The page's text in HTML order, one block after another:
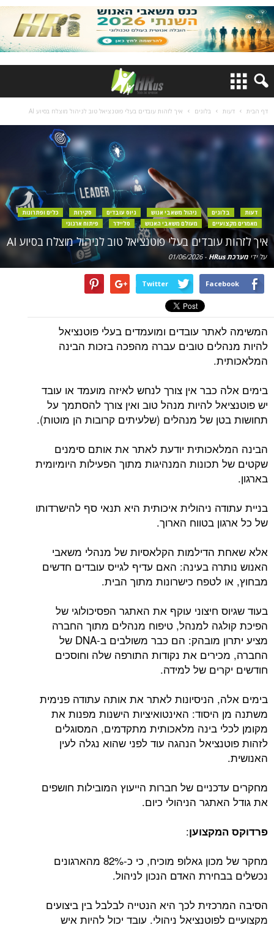
דף הבית דעות בלוגים איך לזהות עובדים בעלי פוטנציאל טוב לניהול מוצלח בסיוע AI
דעות בלוגים ניהול משאבי אנוש גיוס עובדים סקירות
כלים ופתרונות
מאמרים מקצועיים
מעולם משאבי האנוש סליידר פיתוח ארגוני
איך לזהות עובדים בעלי פוטנציאל טוב לניהול מוצלח בסיוע AI
על ידי מערכת HRus -
01/06/2026
Facebook
Twitter
המשימה לאתר עובדים ומועמדים בעלי פוטנציאל
להיות מנהלים טובים עברה מהפכה בזכות הבינה
המלאכותית.
בימים אלה כבר אין צורך לנחש לאיזה מועמד או עובד
יש פוטנציאל להיות מנהל טוב ואין צורך להסתמך על
תחושות בטן של מנהלים (שלעיתים קרובות הן מוטות).
הבינה המלאכותית יודעת לאתר את אותם סימנים
שקטים של תכונות המנהיגות מתוך הפעילות היומיומית
בארגון.
בניית עתודה ניהולית איכותית היא תנאי סף להישרדותו
של כל ארגון בטווח הארוך.
אלא שאחת הדילמות הקלאסיות של מנהלי משאבי
האנוש נותרה בעינה: האם עדיף לגייס עובדים חדשים
מבחוץ, או לטפח כישרונות מתוך הבית.
בעוד שגיוס חיצוני עוקף את האתגר הפסיכולוגי של
הפיכת קולגה למנהל, טיפוח מנהלים מתוך החברה
מציע יתרון מובהק: הם כבר משולבים ב-DNA של
החברה, מכירים את נקודות התורפה שלה וחוסכים
חודשים יקרים של למידה.
בימים אלה, הניסיונות לאתר את אותה עתודה פנימית
משתנה מן היסוד: האינטואיציות הישנות מפנות את
מקומן לכלי בינה מלאכותית מתקדמים, המסוגלים
לזהות פוטנציאל הנהגה עוד לפני שהוא נגלה לעין
האנושית.
מחקרים עדכניים של חברות הייעוץ המובילות חושפים
את גודל האתגר הניהולי כיום.
פרדוקס המקצוען:
מחקר של מכון גאלופ מוכיח, כי כ-82% מהארגונים
נכשלים בבחירת האדם הנכון לניהול.
הסיבה המרכזית לכך היא הנטייה לבלבל בין ביצועים
מקצועיים לפוטנציאל ניהולי. עובד יכול להיות איש